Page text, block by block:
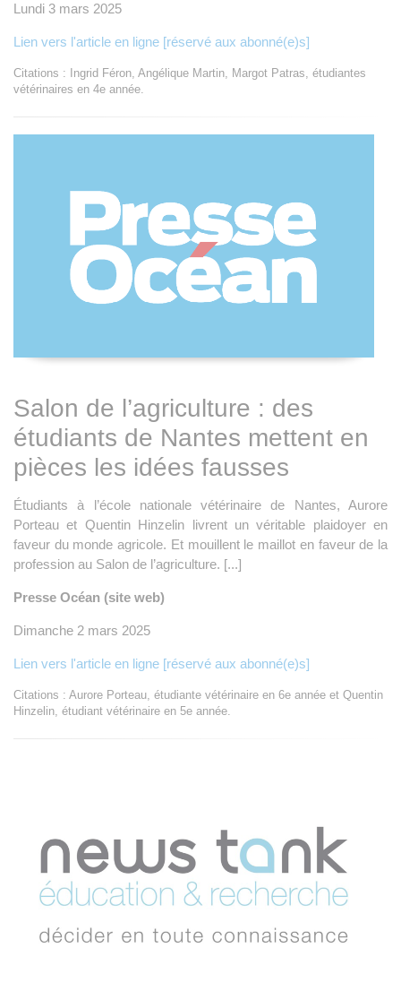
Lundi 3 mars 2025
Lien vers l'article en ligne [réservé aux abonné(e)s]
Citations : Ingrid Féron, Angélique Martin, Margot Patras, étudiantes
vétérinaires en 4e année.
Salon de l’agriculture : des
étudiants de Nantes mettent en
pièces les idées fausses
Étudiants à l’école nationale vétérinaire de Nantes, Aurore
Porteau et Quentin Hinzelin livrent un véritable plaidoyer en
faveur du monde agricole. Et mouillent le maillot en faveur de la
profession au Salon de l’agriculture. [...]
Presse Océan (site web)
Dimanche 2 mars 2025
Lien vers l'article en ligne [réservé aux abonné(e)s]
Citations : Aurore Porteau, étudiante vétérinaire en 6e année et Quentin
Hinzelin, étudiant vétérinaire en 5e année.